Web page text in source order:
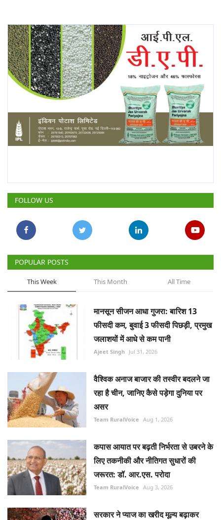
FOLLOW US
POPULAR POSTS
This Week This Month All Time
मानसून सीजन आधा गुजरा: बारिश 13
फीसदी कम, बुवाई 3 फीसदी पिछड़ी, प्रमुख
जलाशयों में आधे से कम पानी
Ajeet Singh Jul 31, 2026
वैश्विक अनाज बाजार की तस्वीर बदलने जा
रहा है चीन, जानिए कैसे पड़ेगा दुनिया पर
असर
Team RuralVoice Aug 1, 2026
कपास आयात पर बढ़ती निर्भरता से उबरने के
लिए तकनीकी और नीतिगत सुधारों की
जरूरत: डॉ. आर.एस. परोदा
Team RuralVoice Aug 3, 2026
सरकार ने प्याज का खरीद मूल्य बढ़ाकर